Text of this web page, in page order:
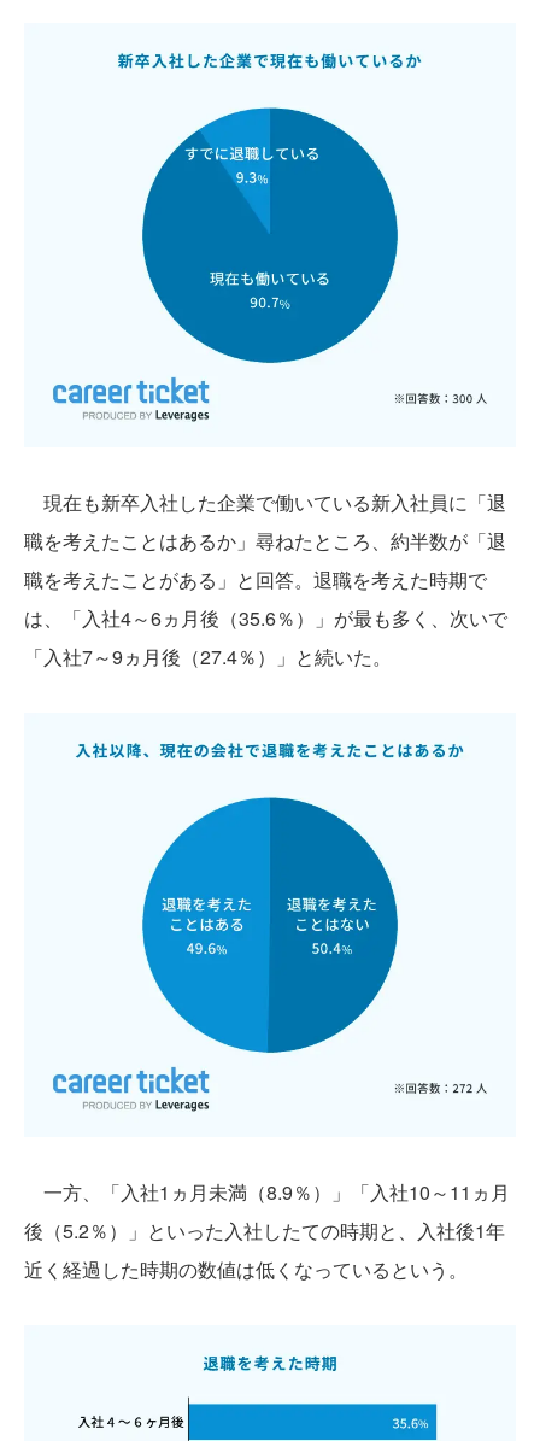
現在も新卒入社した企業で働いている新入社員に「退
職を考えたことはあるか」尋ねたところ、約半数が「退
職を考えたことがある」と回答。退職を考えた時期で
は、「入社4～6ヵ月後（35.6％）」が最も多く、次いで
「入社7～9ヵ月後（27.4％）」と続いた。
一方、「入社1ヵ月未満（8.9％）」「入社10～11ヵ月
後（5.2％）」といった入社したての時期と、入社後1年
近く経過した時期の数値は低くなっているという。